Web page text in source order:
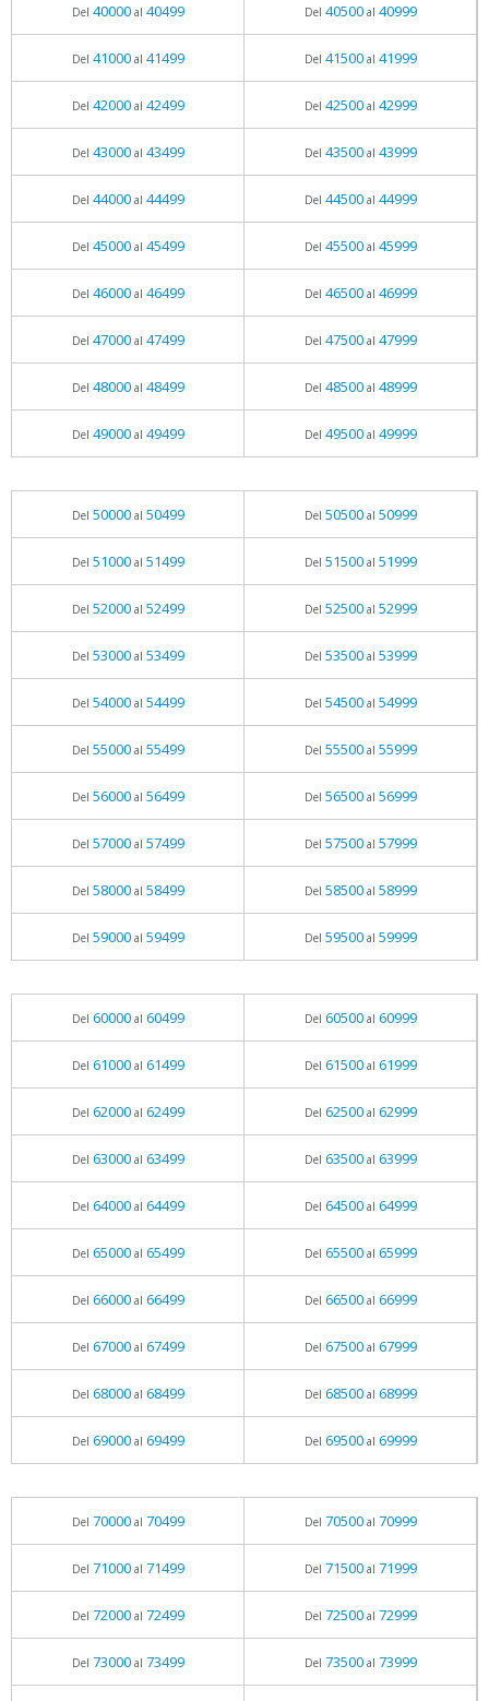
Del 40000al 40499 Del 40500al 40999
Del 41000al 41499 Del 41500al 41999
Del 42000al 42499 Del 42500al 42999
Del 43000al 43499 Del 43500al 43999
Del 44000al 44499 Del 44500al 44999
Del 45000al 45499 Del 45500al 45999
Del 46000al 46499 Del 46500al 46999
Del 47000al 47499 Del 47500al 47999
Del 48000al 48499 Del 48500al 48999
Del 49000al 49499 Del 49500al 49999
Del 50000al 50499 Del 50500al 50999
Del 51000al 51499 Del 51500al 51999
Del 52000al 52499 Del 52500al 52999
Del 53000al 53499 Del 53500al 53999
Del 54000al 54499 Del 54500al 54999
Del 55000al 55499 Del 55500al 55999
Del 56000al 56499 Del 56500al 56999
Del 57000al 57499 Del 57500al 57999
Del 58000al 58499 Del 58500al 58999
Del 59000al 59499 Del 59500al 59999
Del 60000al 60499 Del 60500al 60999
Del 61000al 61499 Del 61500al 61999
Del 62000al 62499 Del 62500al 62999
Del 63000al 63499 Del 63500al 63999
Del 64000al 64499 Del 64500al 64999
Del 65000al 65499 Del 65500al 65999
Del 66000al 66499 Del 66500al 66999
Del 67000al 67499 Del 67500al 67999
Del 68000al 68499 Del 68500al 68999
Del 69000al 69499 Del 69500al 69999
Del 70000al 70499 Del 70500al 70999
Del 71000al 71499 Del 71500al 71999
Del 72000al 72499 Del 72500al 72999
Del 73000al 73499 Del 73500al 73999